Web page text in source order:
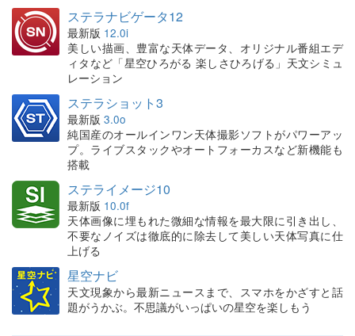
ステラナビゲータ12
最新版 12.0i
美しい描画、豊富な天体データ、オリジナル番組エデ
ィタなど「星空ひろがる 楽しさひろげる」天文シミュ
レーション
ステラショット3
最新版 3.0o
純国産のオールインワン天体撮影ソフトがパワーアッ
プ。ライブスタックやオートフォーカスなど新機能も
搭載
ステライメージ10
最新版 10.0f
天体画像に埋もれた微細な情報を最大限に引き出し、
不要なノイズは徹底的に除去して美しい天体写真に仕
上げる
星空ナビ
天文現象から最新ニュースまで、スマホをかざすと話
題がうかぶ。不思議がいっぱいの星空を楽しもう